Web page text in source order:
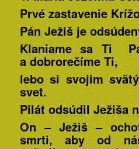
Prvé zastavenie
Pán Ježiš je
Klaniame sa Ti
a dobrorečíme Ti,
lebo si svojim
svet.
Pilát odsúdil Ježiša
On – Ježiš –
smrti, aby od